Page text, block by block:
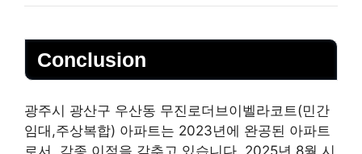
Conclusion
광주시 광산구 우산동 무진로더브이벨라코트(민간
임대,주상복합) 아파트는 2023년에 완공된 아파트